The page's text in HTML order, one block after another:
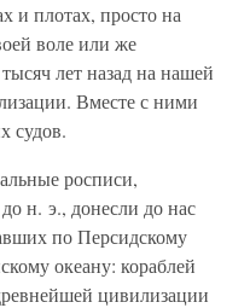
и плотах, просто на
воле или же
лет назад на нашей
Вместе с ними
судов.
росписи,
н. э., донесли до нас
по Персидскому
океану: кораблей
цивилизации